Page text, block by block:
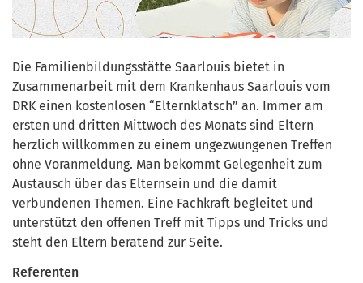
Die Familienbildungsstätte Saarlouis bietet in
Zusammenarbeit mit dem Krankenhaus Saarlouis vom
DRK einen kostenlosen “Elternklatsch” an. Immer am
ersten und dritten Mittwoch des Monats sind Eltern
herzlich willkommen zu einem ungezwungenen Treffen
ohne Voranmeldung. Man bekommt Gelegenheit zum
Austausch über das Elternsein und die damit
verbundenen Themen. Eine Fachkraft begleitet und
unterstützt den offenen Treff mit Tipps und Tricks und
steht den Eltern beratend zur Seite.
Referenten